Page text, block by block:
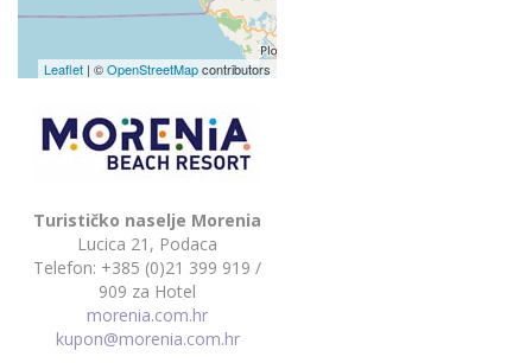
Leaflet | ©OpenStreetMapcontributors
Turističko naselje Morenia
Lucica 21, Podaca
Telefon: +385 (0)21 399 919 /
909 za Hotel
morenia.com.hr
kupon@morenia.com.hr